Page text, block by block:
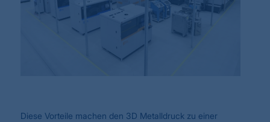
Diese Vorteile machen den 3D Metalldruck zu einer